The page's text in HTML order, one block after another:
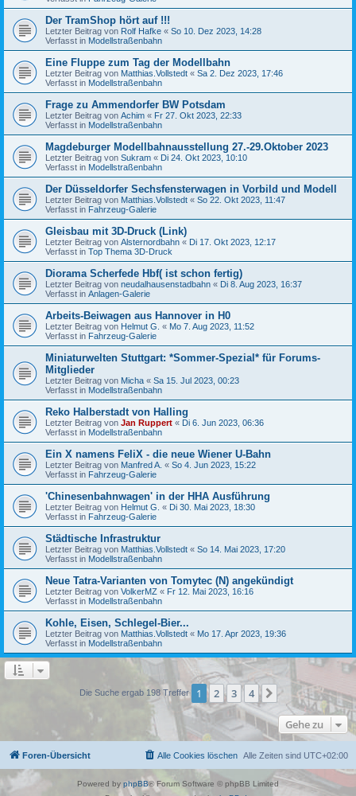
Der TramShop hört auf !!!
Letzter Beitrag von Rolf Hafke « So 10. Dez 2023, 14:28
Verfasst in Modellstraßenbahn
Eine Fluppe zum Tag der Modellbahn
Letzter Beitrag von Matthias.Vollstedt « Sa 2. Dez 2023, 17:46
Verfasst in Modellstraßenbahn
Frage zu Ammendorfer BW Potsdam
Letzter Beitrag von Achim « Fr 27. Okt 2023, 22:33
Verfasst in Modellstraßenbahn
Magdeburger Modellbahnausstellung 27.-29.Oktober 2023
Letzter Beitrag von Sukram « Di 24. Okt 2023, 10:10
Verfasst in Modellstraßenbahn
Der Düsseldorfer Sechsfensterwagen in Vorbild und Modell
Letzter Beitrag von Matthias.Vollstedt « So 22. Okt 2023, 11:47
Verfasst in Fahrzeug-Galerie
Gleisbau mit 3D-Druck (Link)
Letzter Beitrag von Alsternordbahn « Di 17. Okt 2023, 12:17
Verfasst in Top Thema 3D-Druck
Diorama Scherfede Hbf( ist schon fertig)
Letzter Beitrag von neudalhausenstadbahn « Di 8. Aug 2023, 16:37
Verfasst in Anlagen-Galerie
Arbeits-Beiwagen aus Hannover in H0
Letzter Beitrag von Helmut G. « Mo 7. Aug 2023, 11:52
Verfasst in Fahrzeug-Galerie
Miniaturwelten Stuttgart: *Sommer-Spezial* für Forums-
Mitglieder
Letzter Beitrag von Micha « Sa 15. Jul 2023, 00:23
Verfasst in Modellstraßenbahn
Reko Halberstadt von Halling
Letzter Beitrag von Jan Ruppert « Di 6. Jun 2023, 06:36
Verfasst in Modellstraßenbahn
Ein X namens FeliX - die neue Wiener U-Bahn
Letzter Beitrag von Manfred A. « So 4. Jun 2023, 15:22
Verfasst in Fahrzeug-Galerie
'Chinesenbahnwagen' in der HHA Ausführung
Letzter Beitrag von Helmut G. « Di 30. Mai 2023, 18:30
Verfasst in Fahrzeug-Galerie
Städtische Infrastruktur
Letzter Beitrag von Matthias.Vollstedt « So 14. Mai 2023, 17:20
Verfasst in Modellstraßenbahn
Neue Tatra-Varianten von Tomytec (N) angekündigt
Letzter Beitrag von VolkerMZ « Fr 12. Mai 2023, 16:16
Verfasst in Modellstraßenbahn
Kohle, Eisen, Schlegel-Bier...
Letzter Beitrag von Matthias.Vollstedt « Mo 17. Apr 2023, 19:36
Verfasst in Modellstraßenbahn
Die Suche ergab 198 Treffer 1 2 3 4 Nächste
Gehe zu
Foren-Übersicht Alle Zeiten sind UTC+02:00
Alle Cookies löschen
Powered by phpBB® Forum Software © phpBB Limited